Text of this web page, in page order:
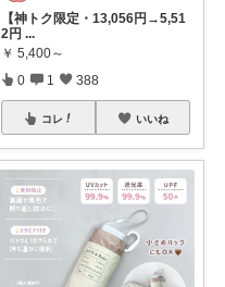
【神トク限定・13,056円→5,51
2円 ...
￥ 5,400～
0 1 388
コレ いいね